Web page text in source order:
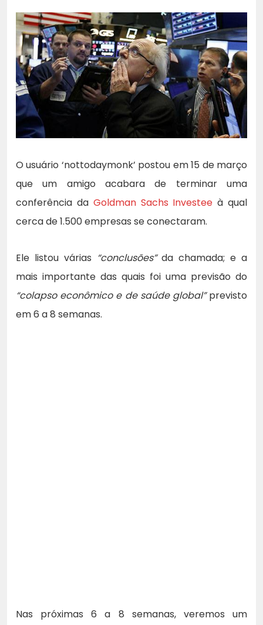
O usuário ‘nottodaymonk’ postou em 15 de março
que um amigo acabara de terminar uma
conferência da Goldman Sachs Investee à qual
cerca de 1.500 empresas se conectaram.
Ele listou várias “conclusões”da chamada; e a
mais importante das quais foi uma previsão do
“colapso econômico e de saúde global”previsto
em 6 a 8 semanas.
Nas próximas 6 a 8 semanas, veremos um